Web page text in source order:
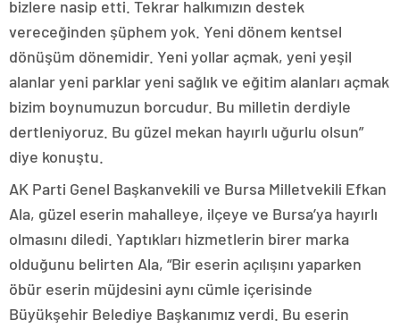
bizlere nasip etti. Tekrar halkımızın destek
vereceğinden şüphem yok. Yeni dönem kentsel
dönüşüm dönemidir. Yeni yollar açmak, yeni yeşil
alanlar yeni parklar yeni sağlık ve eğitim alanları açmak
bizim boynumuzun borcudur. Bu milletin derdiyle
dertleniyoruz. Bu güzel mekan hayırlı uğurlu olsun”
diye konuştu.
AK Parti Genel Başkanvekili ve Bursa Milletvekili Efkan
Ala, güzel eserin mahalleye, ilçeye ve Bursa’ya hayırlı
olmasını diledi. Yaptıkları hizmetlerin birer marka
olduğunu belirten Ala, “Bir eserin açılışını yaparken
öbür eserin müjdesini aynı cümle içerisinde
Büyükşehir Belediye Başkanımız verdi. Bu eserin